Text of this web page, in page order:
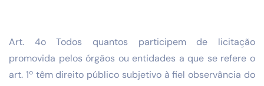
Art. 4o Todos quantos participem de licitação
promovida pelos órgãos ou entidades a que se refere o
art. 1º têm direito público subjetivo à fiel observância do